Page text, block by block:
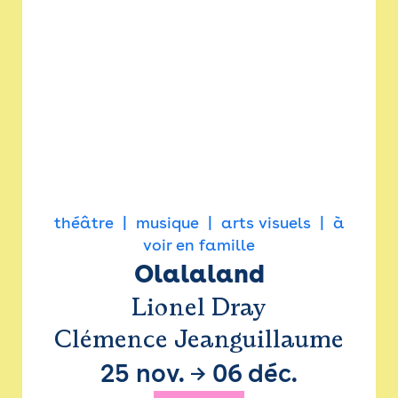
théâtre musique arts visuels
à
voir en famille
Olalaland
Lionel Dray
Clémence Jeanguillaume
25 nov. → 06 déc.